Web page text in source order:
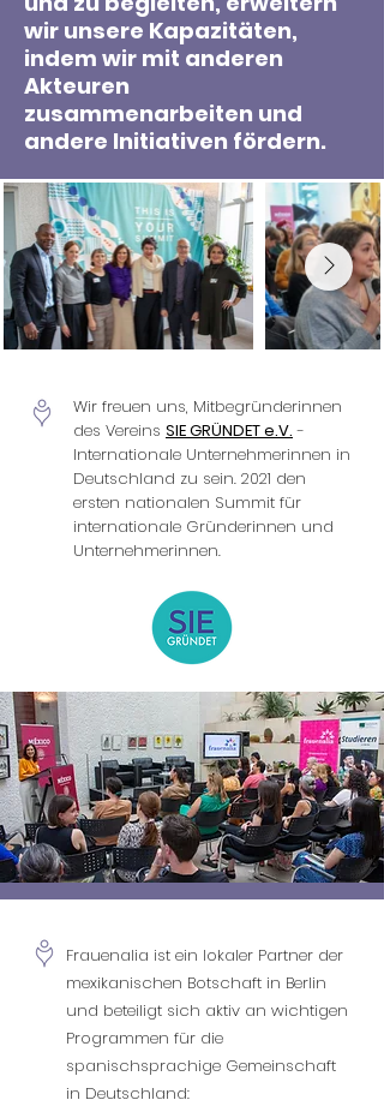
wir unsere Kapazitäten,
indem wir mit anderen
Akteuren
zusammenarbeiten und
andere Initiativen fördern.
Wir freuen uns, Mitbegründerinnen
des Vereins SIE GRÜNDET e.V. -
Internationale Unternehmerinnen in
Deutschland zu sein. 2021 den
ersten nationalen Summit für
internationale Gründerinnen und
Unternehmerinnen.
Frauenalia ist ein lokaler Partner der
mexikanischen Botschaft in Berlin
und beteiligt sich aktiv an wichtigen
Programmen für die
spanischsprachige Gemeinschaft
in Deutschland: